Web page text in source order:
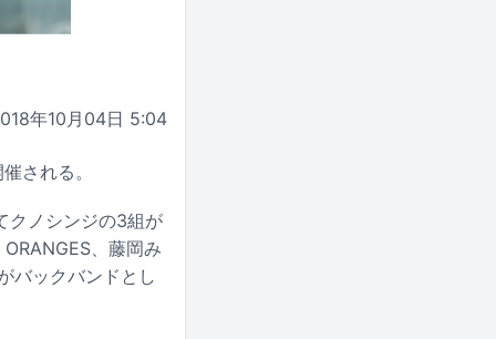
年10月04日 5:04
される。
クノシンジの3組が
、藤岡み
バックバンドとし